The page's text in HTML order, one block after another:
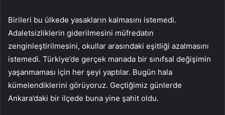
Birileri bu ülkede yasakların kalmasını istemedi.
Adaletsizliklerin giderilmesini müfredatın
zenginleştirilmesini, okullar arasındaki eşitliği azalmasını
istemedi. Türkiye’de gerçek manada bir sınıfsal değişimin
yaşanmaması için her şeyi yaptılar. Bugün hala
kümelendiklerini görüyoruz. Geçtiğimiz günlerde
Ankara’daki bir ilçede buna yine şahit oldu.